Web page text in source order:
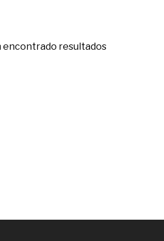
encontrado resultados